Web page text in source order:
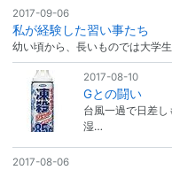
2017-09-06
私が経験した習い事たち
幼い頃から、長いものでは大学
2017-08-10
Gとの闘い
台風一過で日差
湿…
2017-08-06